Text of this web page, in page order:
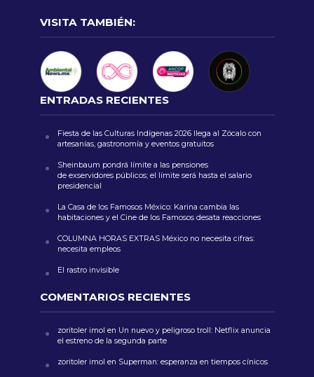
VISITA TAMBIÉN:
ENTRADAS RECIENTES
Fiesta de las Culturas Indígenas 2026 llega al Zócalo con
artesanías, gastronomía y eventos gratuitos
Sheinbaum pondrá límite a las pensiones
de exservidores públicos; el límite será hasta el salario
presidencial
La Casa de los Famosos México: Karina cambia las
habitaciones y el Cine de los Famosos desata reacciones
COLUMNA HORAS EXTRAS México no necesita cifras:
necesita empleos
El rastro invisible
COMENTARIOS RECIENTES
zoritoler imol en Un nuevo y peligroso troll: Netflix anuncia
el estreno de la segunda parte
zoritoler imol en Superman: esperanza en tiempos cínicos